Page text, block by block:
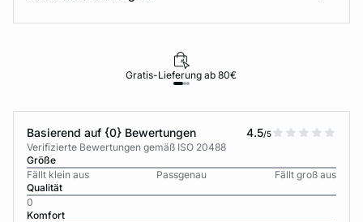
Gratis-Lieferung ab 80€
Basierend auf {0} Bewertungen 4.5/5
Verifizierte Bewertungen gemäß ISO 20488
Größe
Fällt klein aus
Passgenau
Fällt groß aus
Qualität
0
Komfort